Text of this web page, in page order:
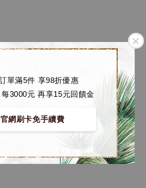
單滿5件 享98折優惠
3000元 再享15元回饋金
官網刷卡免手續費
海賊王 系列蒐藏雕像 布魯克達
- +